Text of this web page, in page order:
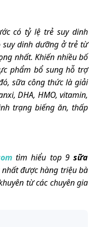
có tỷ lệ trẻ suy dinh
dinh dưỡng ở trẻ từ
nhất. Khiến nhiều bố
phẩm bổ sung hỗ trợ
sữa công thức là giải
DHA, HMO, vitamin,
trạng biếng ăn, thấp
tìm hiểu top 9 sữa
được hàng triệu bà
từ các chuyên gia